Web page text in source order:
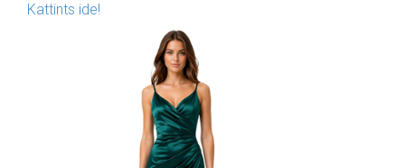
Kattints ide!